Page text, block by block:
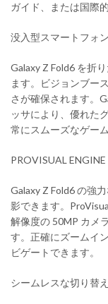
ガイド、または国際
没入型スマートフォ
Galaxy Z Fold6 を折
ます。ビジョンブー
さが確保されます。
ッサにより、優れた
常にスムーズなゲー
PROVISUAL
Galaxy Z Fold6 の強
影できます。
解像度の 50MP カメ
す。正確にズームイ
ビゲートできます。
シームレスな切り替